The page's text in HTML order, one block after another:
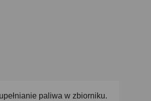
paliwa w zbiorniku.